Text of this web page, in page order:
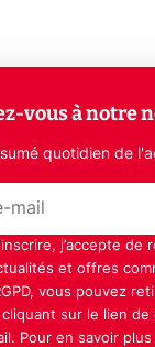
vous à notre
quotidien de
j’accepte de
et offres
vous pouvez
sur le lien
Pour en savoir